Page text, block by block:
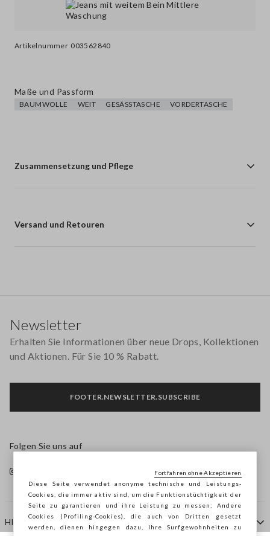
Artikelnummer 003562840
Maße und Passform
BAUMWOLLE WEIT GESÄSSTASCHE VORDERTASCHE
Zusammensetzung und Pflege
Versand und Retouren
HILFE
Newsletter
Erhalten Sie Informationen über neue Drops, Kollektionen
und Aktionen. Für Sie 10 % Rabatt.
FOOTER.NEWSLETTER.SUBSCRIBE
Folgen Sie uns auf
Diese Seite verwendet anonyme technische und Leistungs-
Cookies, die immer aktiv sind, um die Funktionstüchtigkeit der
Seite zu garantieren und ihre Leistung zu messen; Andere
Cookies (Profiling-Cookies), die auch von Dritten gesetzt
werden, dienen hingegen dazu, Ihre Surfgewohnheiten zu
Fortfahren ohne Akzeptieren